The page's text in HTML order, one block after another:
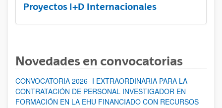
Proyectos I+D Internacionales
Novedades en convocatorias
CONVOCATORIA 2026- I EXTRAORDINARIA PARA LA
CONTRATACIÓN DE PERSONAL INVESTIGADOR EN
FORMACIÓN EN LA EHU FINANCIADO CON RECURSOS